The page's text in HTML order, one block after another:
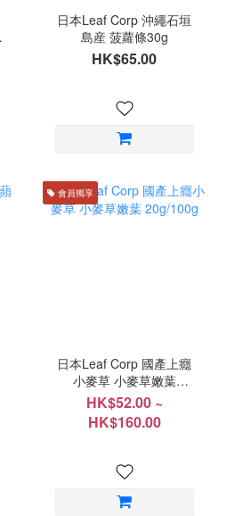
日本Leaf Corp 沖繩石垣
島産 菠蘿條30g
HK$65.00
會員獨享
日本Leaf Corp 國產上癮
小麥草 小麥草嫩葉
20g/100g
HK$52.00 ~
HK$160.00